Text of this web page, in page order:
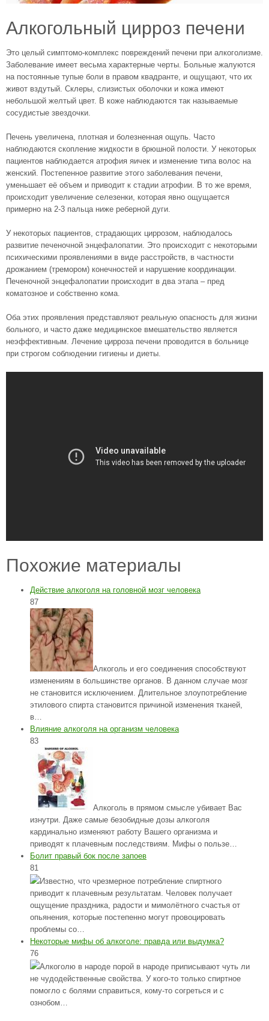
Алкогольный цирроз печени
Это целый симптомо-комплекс повреждений печени при алкоголизме.
Заболевание имеет весьма характерные черты. Больные жалуются
на постоянные тупые боли в правом квадранте, и ощущают, что их
живот вздутый. Склеры, слизистых оболочки и кожа имеют
небольшой желтый цвет. В коже наблюдаются так называемые
сосудистые звездочки.
Печень увеличена, плотная и болезненная ощупь. Часто
наблюдаются скопление жидкости в брюшной полости. У некоторых
пациентов наблюдается атрофия яичек и изменение типа волос на
женский. Постепенное развитие этого заболевания печени,
уменьшает её объем и приводит к стадии атрофии. В то же время,
происходит увеличение селезенки, которая явно ощущается
примерно на 2-3 пальца ниже реберной дуги.
У некоторых пациентов, страдающих циррозом, наблюдалось
развитие печеночной энцефалопатии. Это происходит с некоторыми
психическими проявлениями в виде расстройств, в частности
дрожанием (тремором) конечностей и нарушение координации.
Печеночной энцефалопатии происходит в два этапа – пред
коматозное и собственно кома.
Оба этих проявления представляют реальную опасность для жизни
больного, и часто даже медицинское вмешательство является
неэффективным. Лечение цирроза печени проводится в больнице
при строгом соблюдении гигиены и диеты.
Похожие материалы
Действие алкоголя на головной мозг человека
87
Алкоголь и его соединения способствуют
изменениям в большинстве органов. В данном случае мозг
не становится исключением. Длительное злоупотребление
этилового спирта становится причиной изменения тканей,
в…
Влияние алкоголя на организм человека
83
Алкоголь в прямом смысле убивает Вас
изнутри. Даже самые безобидные дозы алкоголя
кардинально изменяют работу Вашего организма и
приводят к плачевным последствиям. Мифы о пользе…
Болит правый бок после запоев
81
Известно, что чрезмерное потребление спиртного
приводит к плачевным результатам. Человек получает
ощущение праздника, радости и мимолётного счастья от
опьянения, которые постепенно могут провоцировать
проблемы со…
Некоторые мифы об алкоголе: правда или выдумка?
76
Алкоголю в народе порой в народе приписывают чуть ли
не чудодейственные свойства. У кого-то только спиртное
помогло с болями справиться, кому-то согреться и с
ознобом…